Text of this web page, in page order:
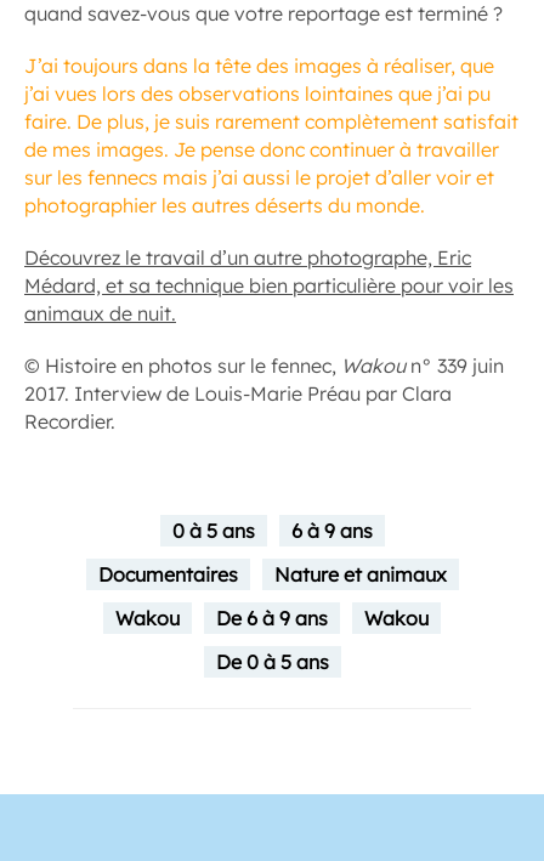
quand savez-vous que votre reportage est terminé ?
J’ai toujours dans la tête des images à réaliser, que
j’ai vues lors des observations lointaines que j’ai pu
faire. De plus, je suis rarement complètement satisfait
de mes images. Je pense donc continuer à travailler
sur les fennecs mais j’ai aussi le projet d’aller voir et
photographier les autres déserts du monde.
Découvrez le travail d’un autre photographe, Eric
Médard, et sa technique bien particulière pour voir les
animaux de nuit.
© Histoire en photos sur le fennec, Wakoun° 339 juin
2017. Interview de Louis-Marie Préau par Clara
Recordier.
0 à 5 ans
6 à 9 ans
Documentaires
Nature et animaux
Wakou
De 6 à 9 ans
Wakou
De 0 à 5 ans